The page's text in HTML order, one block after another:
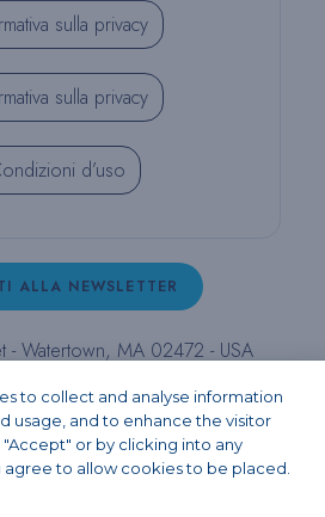
sulla privacy
sulla privacy
d’uso
ALLA NEWSLETTER
- Watertown, MA 02472 - USA
T (617) 926-6666 - F (617) 926-
contact@pulpdent.com
LinkedIn
X YouTube
to collect and analyse information
usage, and to enhance the visitor
or by clicking into any
agree to allow cookies to be placed.